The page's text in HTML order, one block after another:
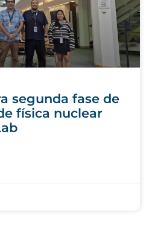
segunda fase de
física nuclear